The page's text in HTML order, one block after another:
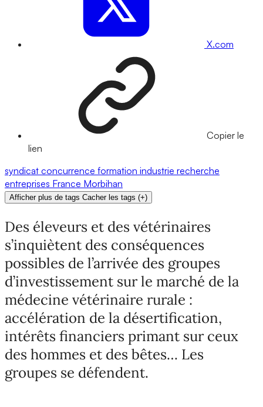
X.com
Copier le
lien
syndicat concurrence formation industrie recherche
entreprises France Morbihan
Afficher plus de tags Cacher les tags (+)
Des éleveurs et des vétérinaires
s’inquiètent des conséquences
possibles de l’arrivée des groupes
d’investissement sur le marché de la
médecine vétérinaire rurale :
accélération de la désertification,
intérêts financiers primant sur ceux
des hommes et des bêtes… Les
groupes se défendent.